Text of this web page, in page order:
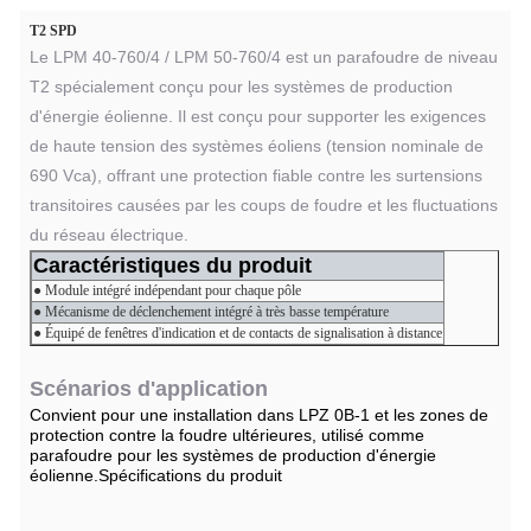
T2 SPD
Le LPM 40-760/4 / LPM 50-760/4 est un parafoudre de niveau
T2 spécialement conçu pour les systèmes de production
d'énergie éolienne. Il est conçu pour supporter les exigences
de haute tension des systèmes éoliens (tension nominale de
690 Vca), offrant une protection fiable contre les surtensions
transitoires causées par les coups de foudre et les fluctuations
du réseau électrique.
Caractéristiques du produit
● Module intégré indépendant pour chaque pôle
● Mécanisme de déclenchement intégré à très basse température
● Équipé de fenêtres d'indication et de contacts de signalisation à distance
Scénarios d'application
Convient pour une installation dans LPZ 0B-1 et les zones de
protection contre la foudre ultérieures, utilisé comme
parafoudre pour les systèmes de production d'énergie
éolienne. Spécifications du produit